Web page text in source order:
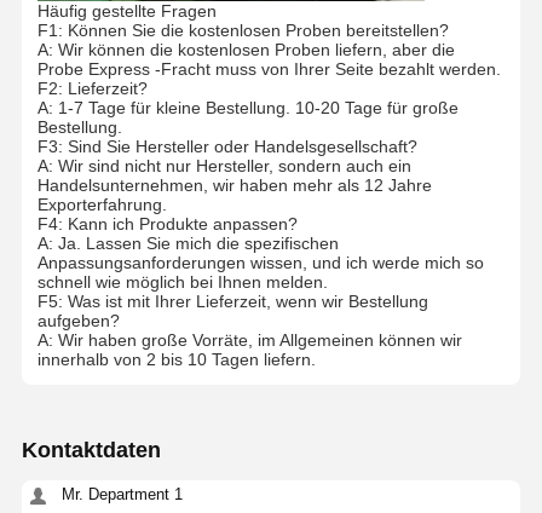
Häufig gestellte Fragen
F1: Können Sie die kostenlosen Proben bereitstellen?
A: Wir können die kostenlosen Proben liefern, aber die
Probe Express -Fracht muss von Ihrer Seite bezahlt werden.
F2: Lieferzeit?
A: 1-7 Tage für kleine Bestellung. 10-20 Tage für große
Bestellung.
F3: Sind Sie Hersteller oder Handelsgesellschaft?
A: Wir sind nicht nur Hersteller, sondern auch ein
Handelsunternehmen, wir haben mehr als 12 Jahre
Exporterfahrung.
F4: Kann ich Produkte anpassen?
A: Ja. Lassen Sie mich die spezifischen
Anpassungsanforderungen wissen, und ich werde mich so
schnell wie möglich bei Ihnen melden.
F5: Was ist mit Ihrer Lieferzeit, wenn wir Bestellung
aufgeben?
A: Wir haben große Vorräte, im Allgemeinen können wir
innerhalb von 2 bis 10 Tagen liefern.
Kontaktdaten
Mr. Department 1